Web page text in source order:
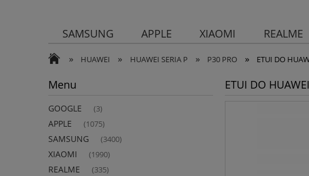
SAMSUNG APPLE XIAOMI REALME
Uchwyty
Ochrona aparatu Ochrona
» HUAWEI » HUAWEI SERIA P » P30 PRO » ETUI DO
Menu
GOOGLE (3)
APPLE (1075)
SAMSUNG (3400)
XIAOMI (1990)
REALME (335)
ETUI DO